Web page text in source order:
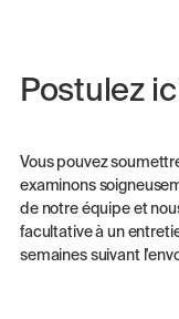
Postulez
Vous pouvez
examinons
de notre équipe et
facultative à un
semaines suivant